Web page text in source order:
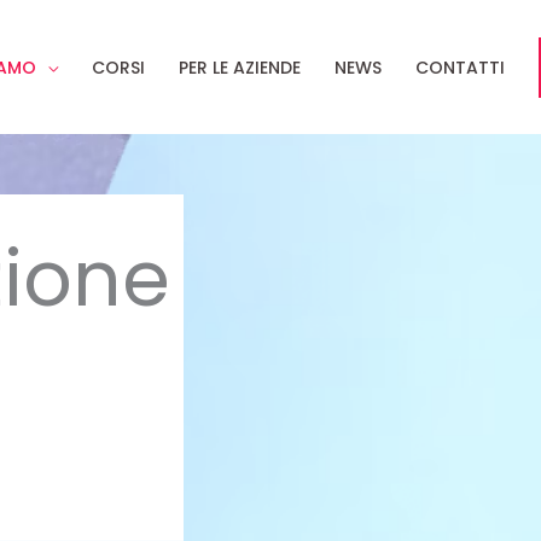
CORSI PER LE AZIENDE NEWS CONTATTI